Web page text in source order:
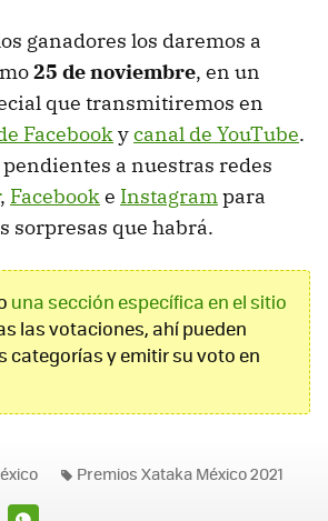
ganadores los daremos a
25 de noviembre, en un
que transmitiremos en
Facebookycanal de YouTube.
a nuestras redes
, Facebooke Instagrampara
sorpresas que habrá.
una sección específica en el sitio
las votaciones, ahí pueden
categorías y emitir su voto en
Premios Xataka México 2021